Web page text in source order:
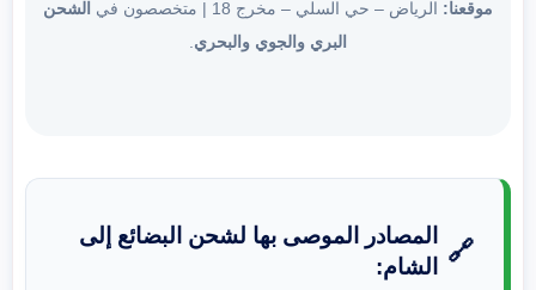
موقعنا: الرياض – حي السلي – مخرج 18 | متخصصون في
الشحن
البري والجوي والبحري.
🔗
المصادر الموصى بها لشحن البضائع إلى
الشام: